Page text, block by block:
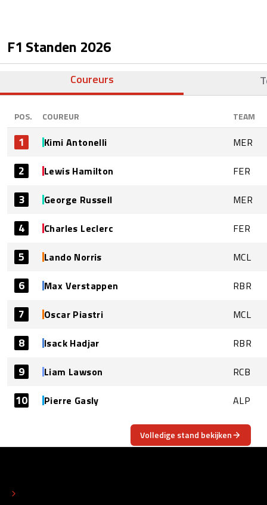
F1 Standen 2026
Coureurs
POS. COUREUR TEAM
1 Kimi Antonelli MER
2 Lewis Hamilton FER
3 George Russell MER
4 Charles Leclerc FER
5 Lando Norris MCL
6 Max Verstappen RBR
7 Oscar Piastri MCL
8 Isack Hadjar RBR
9 Liam Lawson RCB
10 Pierre Gasly ALP
Volledige stand bekijken